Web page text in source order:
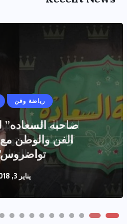
رياضة وفن
الفن والوطن مع
يناير 3, 2018
رياضة وفن
اشتعال قضائى بين
واحمد
يناير 2, 2018